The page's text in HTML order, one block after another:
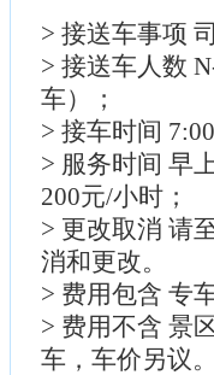
> 接送车事项
> 接送车人数
车）；
> 接车时间
> 服务时间 早
200元/小时；
> 更改取消 请
消和更改。
> 费用包含 专
> 费用不含 景
车，车价另议。